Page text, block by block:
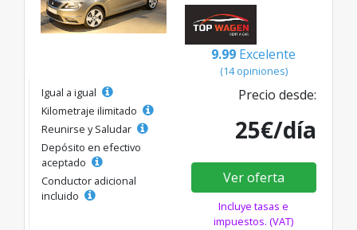
9.99 Excelente
(14 opiniones)
Igual a igual
Kilometraje ilimitado
Reunirse y Saludar
Depósito en efectivo
aceptado
Conductor adicional
incluido
Precio desde:
25€/día
Ver oferta
Incluye tasas e
impuestos. (VAT)